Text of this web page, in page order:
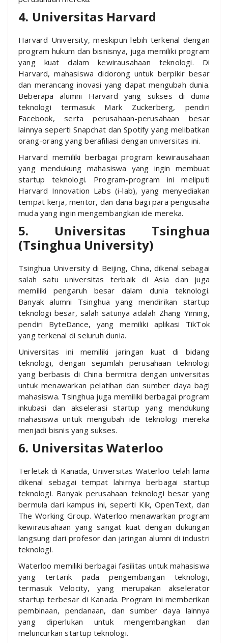
4. Universitas Harvard
Harvard University, meskipun lebih terkenal dengan
program hukum dan bisnisnya, juga memiliki program
yang kuat dalam kewirausahaan teknologi. Di
Harvard, mahasiswa didorong untuk berpikir besar
dan merancang inovasi yang dapat mengubah dunia.
Beberapa alumni Harvard yang sukses di dunia
teknologi termasuk Mark Zuckerberg, pendiri
Facebook, serta perusahaan-perusahaan besar
lainnya seperti Snapchat dan Spotify yang melibatkan
orang-orang yang berafiliasi dengan universitas ini.
Harvard memiliki berbagai program kewirausahaan
yang mendukung mahasiswa yang ingin membuat
startup teknologi. Program-program ini meliputi
Harvard Innovation Labs (i-lab), yang menyediakan
tempat kerja, mentor, dan dana bagi para pengusaha
muda yang ingin mengembangkan ide mereka.
5. Universitas Tsinghua
(Tsinghua University)
Tsinghua University di Beijing, China, dikenal sebagai
salah satu universitas terbaik di Asia dan juga
memiliki pengaruh besar dalam dunia teknologi.
Banyak alumni Tsinghua yang mendirikan startup
teknologi besar, salah satunya adalah Zhang Yiming,
pendiri ByteDance, yang memiliki aplikasi TikTok
yang terkenal di seluruh dunia.
Universitas ini memiliki jaringan kuat di bidang
teknologi, dengan sejumlah perusahaan teknologi
yang berbasis di China bermitra dengan universitas
untuk menawarkan pelatihan dan sumber daya bagi
mahasiswa. Tsinghua juga memiliki berbagai program
inkubasi dan akselerasi startup yang mendukung
mahasiswa untuk mengubah ide teknologi mereka
menjadi bisnis yang sukses.
6. Universitas Waterloo
Terletak di Kanada, Universitas Waterloo telah lama
dikenal sebagai tempat lahirnya berbagai startup
teknologi. Banyak perusahaan teknologi besar yang
bermula dari kampus ini, seperti Kik, OpenText, dan
The Working Group. Waterloo menawarkan program
kewirausahaan yang sangat kuat dengan dukungan
langsung dari profesor dan jaringan alumni di industri
teknologi.
Waterloo memiliki berbagai fasilitas untuk mahasiswa
yang tertarik pada pengembangan teknologi,
termasuk Velocity, yang merupakan akselerator
startup terbesar di Kanada. Program ini memberikan
pembinaan, pendanaan, dan sumber daya lainnya
yang diperlukan untuk mengembangkan dan
meluncurkan startup teknologi.